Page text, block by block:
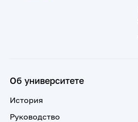
Об университете
История
Руководство